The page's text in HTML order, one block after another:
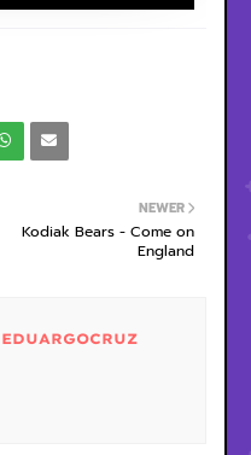
NEWER
Kodiak Bears - Come on
England
EDUARGOCRUZ